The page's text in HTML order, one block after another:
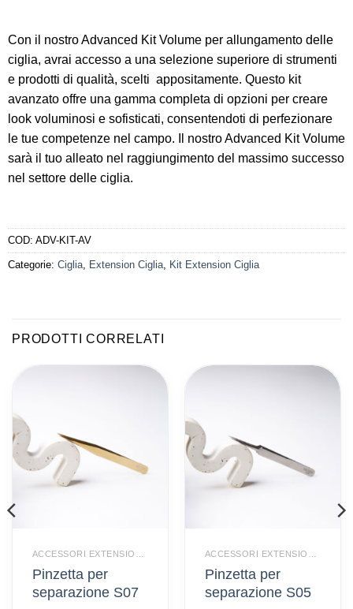
Con il nostro Advanced Kit Volume per allungamento delle
ciglia, avrai accesso a una selezione superiore di strumenti
e prodotti di qualità, scelti appositamente. Questo kit
avanzato offre una gamma completa di opzioni per creare
look voluminosi e sofisticati, consentendoti di perfezionare
le tue competenze nel campo. Il nostro Advanced Kit Volume
sarà il tuo alleato nel raggiungimento del massimo successo
nel settore delle ciglia.
COD: ADV-KIT-AV
Categorie: Ciglia Extension Ciglia Kit Extension Ciglia
PRODOTTI CORRELATI
Pinzetta per
separazione S07
Pinzetta per
separazione S05